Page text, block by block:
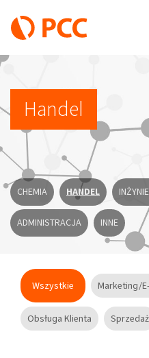
Handel
CHEMIA HANDEL
ADMINISTRACJA INNE
Wszystkie Marketing/
Obsługa Klienta Sprzedaż